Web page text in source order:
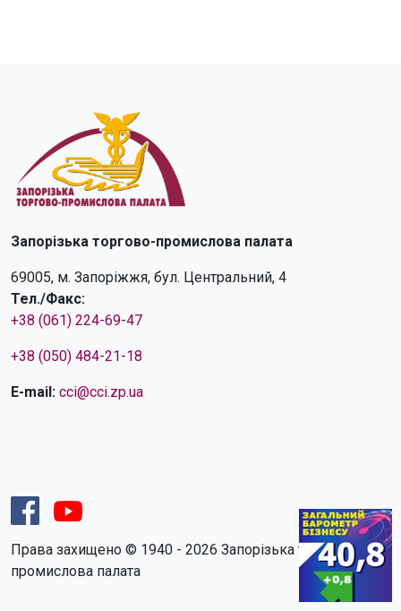
Запорізька торгово-промислова палата
69005, м. Запоріжжя, бул. Центральний, 4
Тел./Факс:
+38 (061) 224-69-47
+38 (050) 484-21-18
E-mail: cci@cci.zp.ua
Права захищено © 1940 - 2026 Запорізька торгово-
промислова палата